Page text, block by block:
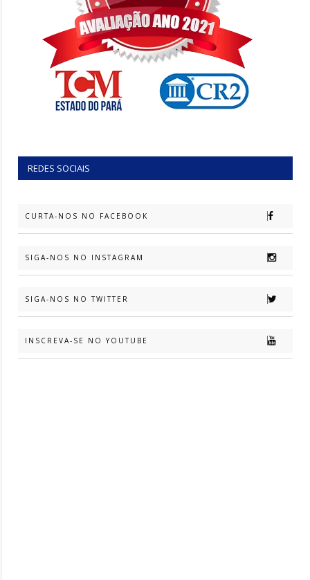
REDES SOCIAIS
CURTA-NOS NO FACEBOOK
SIGA-NOS NO INSTAGRAM
SIGA-NOS NO TWITTER
INSCREVA-SE NO YOUTUBE